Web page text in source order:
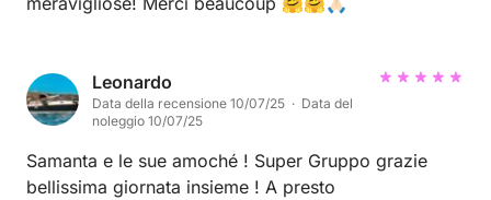
Leonardo
Data della recensione 10/07/25 · Data del
noleggio 10/07/25
Samanta e le sue amoché ! Super Gruppo grazie
bellissima giornata insieme ! A presto